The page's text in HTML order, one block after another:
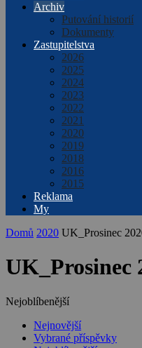
Archiv
Putování historií
Dokumenty
Zastupitelstva
2026
2025
2024
2023
2022
2021
2020
2019
2018
2016
2015
Reklama
My
Domů 2020 UK_Prosinec
UK_Prosinec
Nejoblíbenější
Nejnovější
Vybrané příspěvky